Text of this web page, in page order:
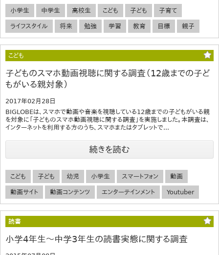
小学生 中学生 高校生 こども 子ども 子育て
ライフスタイル 将来 勉強 学習 教育 目標 親子
こども
子どものスマホ動画視聴に関する調査（12歳までの子ど
もがいる親対象）
2017年02月28日
BIGLOBEは、スマホで動画や音楽を視聴している12歳までの子どもがいる親
を対象に「子どものスマホ動画視聴に関する調査」を実施しました。本調査は、
インターネットを利用する方のうち、スマホまたはタブレットで...
続きを読む
こども 子ども 幼児 小学生 スマートフォン 動画
動画サイト 動画コンテンツ エンターテインメント Youtuber
読書
小学4年生～中学3年生の読書実態に関する調査